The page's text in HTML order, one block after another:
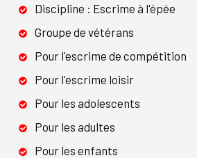
Discipline : Escrime à l'épée
Groupe de vétérans
Pour l'escrime de compétition
Pour l'escrime loisir
Pour les adolescents
Pour les adultes
Pour les enfants